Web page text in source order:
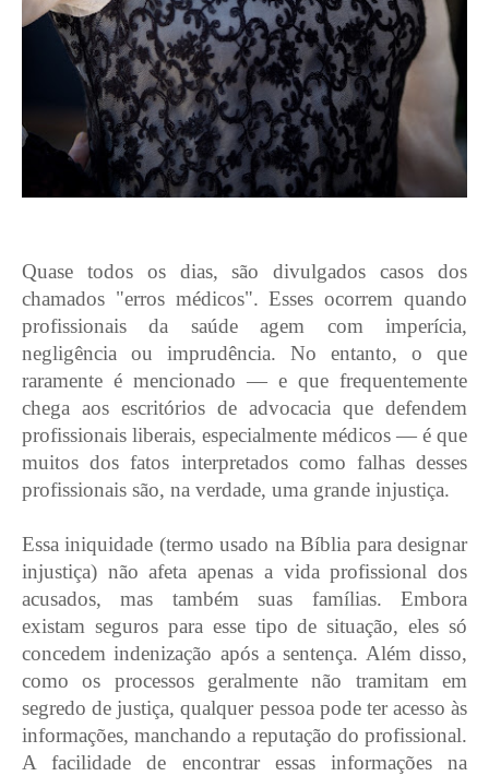
Quase todos os dias, são divulgados casos dos
chamados "erros médicos". Esses ocorrem quando
profissionais da saúde agem com imperícia,
negligência ou imprudência. No entanto, o que
raramente é mencionado — e que frequentemente
chega aos escritórios de advocacia que defendem
profissionais liberais, especialmente médicos — é que
muitos dos fatos interpretados como falhas desses
profissionais são, na verdade, uma grande injustiça.
Essa iniquidade (termo usado na Bíblia para designar
injustiça) não afeta apenas a vida profissional dos
acusados, mas também suas famílias. Embora
existam seguros para esse tipo de situação, eles só
concedem indenização após a sentença. Além disso,
como os processos geralmente não tramitam em
segredo de justiça, qualquer pessoa pode ter acesso às
informações, manchando a reputação do profissional.
A facilidade de encontrar essas informações na